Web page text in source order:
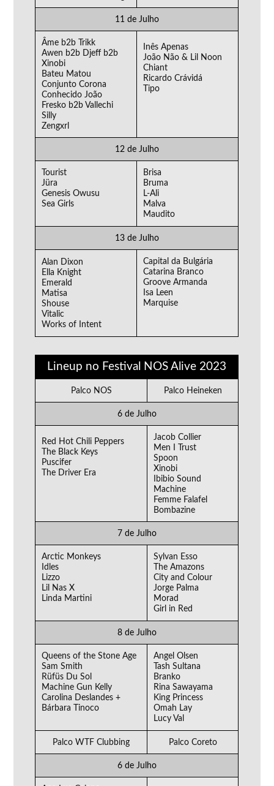
11 de Julho
Âme b2b Trikk
Awen b2b Djeff b2b
Xinobi
Bateu Matou
Conjunto Corona
Conhecido João
Fresko b2b Vallechi
Silly
Zengxrl
Inês Apenas
João Não & Lil Noon
Chiant
Ricardo Crávidá
Tipo
12 de Julho
Tourist
Jüra
Genesis Owusu
Sea Girls
Brisa
Bruma
L-Ali
Malva
Maudito
13 de Julho
Alan Dixon
Ella Knight
Emerald
Matisa
Shouse
Vitalic
Works of Intent
Capital da Bulgária
Catarina Branco
Groove Armanda
Isa Leen
Marquise
Lineup no Festival NOS Alive 2023
Palco NOS Palco Heineken
6 de Julho
Red Hot Chili Peppers
The Black Keys
Puscifer
The Driver Era
Jacob Collier
Men I Trust
Spoon
Xinobi
Ibibio Sound
Machine
Femme Falafel
Bombazine
7 de Julho
Arctic Monkeys
Idles
Lizzo
Lil Nas X
Linda Martini
Sylvan Esso
The Amazons
City and Colour
Jorge Palma
Morad
Girl in Red
8 de Julho
Queens of the Stone Age
Sam Smith
Rüfüs Du Sol
Machine Gun Kelly
Carolina Deslandes +
Bárbara Tinoco
Angel Olsen
Tash Sultana
Branko
Rina Sawayama
King Princess
Omah Lay
Lucy Val
Palco WTF Clubbing Palco Coreto
6 de Julho